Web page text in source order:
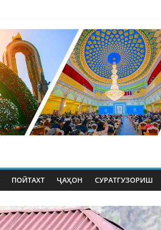
ПОЙТАХТ ҶАҲОН СУРАТГУЗОРИШ